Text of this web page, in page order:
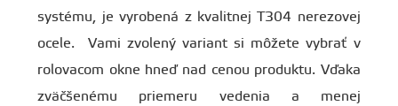
systému, je vyrobená z kvalitnej T304 nerezovej
ocele. Vami zvolený variant si môžete vybrať v
rolovacom okne hneď nad cenou produktu. Vďaka
zväčšenému priemeru vedenia a menej